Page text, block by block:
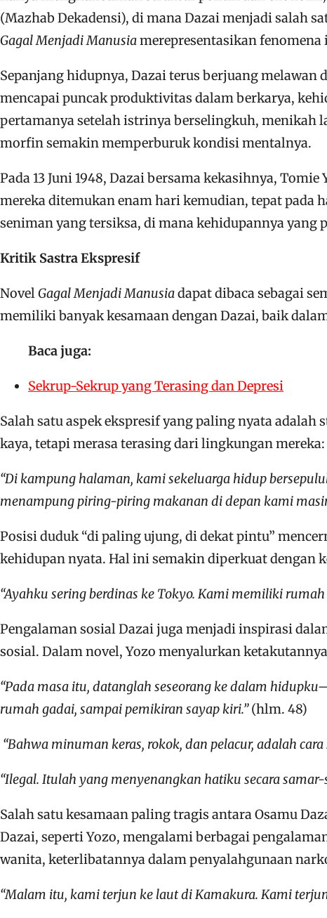
(Mazhab Dekadensi), di mana Dazai menjadi salah
Gagal Menjadi Manusiamerepresentasikan
Sepanjang hidupnya, Dazai terus berjuang
mencapai puncak produktivitas dalam berkarya,
pertamanya setelah istrinya berselingkuh, menikah
morfin semakin memperburuk kondisi mentalnya.
Pada 13 Juni 1948, Dazai bersama kekasihnya,
mereka ditemukan enam hari kemudian, tepat pada
seniman yang tersiksa, di mana kehidupannya
Kritik Sastra Ekspresif
NovelGagal Menjadi Manusiadapat dibaca sebagai
memiliki banyak kesamaan dengan Dazai, baik
Baca juga:
Sekrup-Sekrup yang Terasing dan Depresi
Salah satu aspek ekspresif yang paling nyata
kaya, tetapi merasa terasing dari lingkungan mereka:
“Di kampung halaman, kami sekeluarga hidup
menampung piring-piring makanan di depan kami
Posisi duduk “di paling ujung, di dekat pintu”
kehidupan nyata. Hal ini semakin diperkuat
“Ayahku sering berdinas ke Tokyo. Kami memiliki
Pengalaman sosial Dazai juga menjadi inspirasi
sosial. Dalam novel, Yozo menyalurkan
“Pada masa itu, datanglah seseorang ke dalam
rumah gadai, sampai pemikiran sayap kiri.”(hlm. 48)
“Bahwa minuman keras, rokok, dan pelacur, adalah
“Ilegal. Itulah yang menyenangkan hatiku secara
Salah satu kesamaan paling tragis antara Osamu
Dazai, seperti Yozo, mengalami berbagai
wanita, keterlibatannya dalam penyalahgunaan
“Malam itu, kami terjun ke laut di Kamakura. Kami